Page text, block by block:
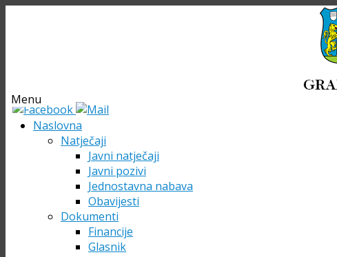
Menu
Skip Naslovna
Natječaji
Javni natječaji
Javni pozivi
Jednostavna nabava
Obavijesti
Dokumenti
Financije
Glasnik